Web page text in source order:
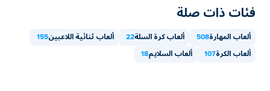
فئات ذات صلة
ألعاب المهارة508 ألعاب كرة السلة22 ألعاب ثنائية اللاعبين155
ألعاب الكرة107 ألعاب السلايم18